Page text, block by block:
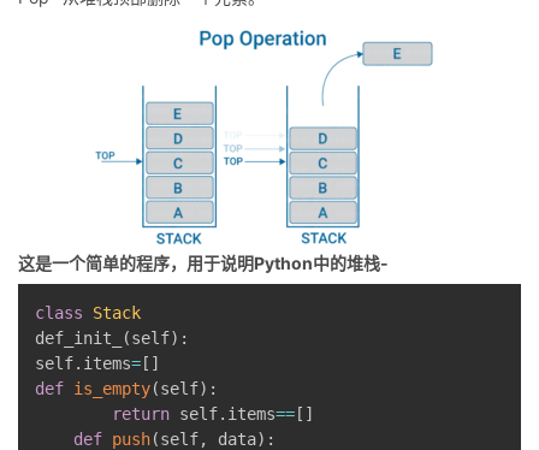
这是一个简单的程序，用于说明Python中的堆栈-
class
Stack
def_init_
(self) :
self. items= [ ]
def is_empty(self) :
return self. items== [ ]
def push(self, data) :